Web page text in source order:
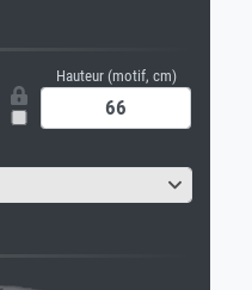
Hauteur (motif, cm)